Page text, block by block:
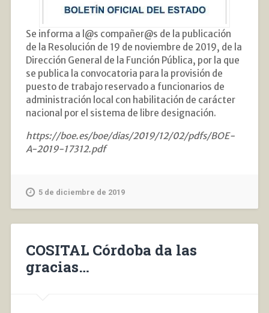
Se informa a l@s compañer@s de la publicación
de la Resolución de 19 de noviembre de 2019, de la
Dirección General de la Función Pública, por la que
se publica la convocatoria para la provisión de
puesto de trabajo reservado a funcionarios de
administración local con habilitación de carácter
nacional por el sistema de libre designación.
https://boe.es/boe/dias/2019/12/02/pdfs/BOE-
A-2019-17312.pdf
5 de diciembre de 2019
COSITAL Córdoba da las
gracias…